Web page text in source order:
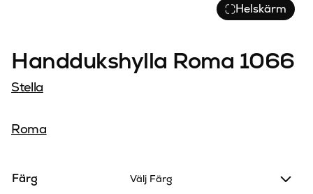
Helskärm
Handdukshylla Roma 1066
Stella
Roma
Färg Välj Färg